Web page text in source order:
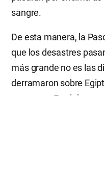
sangre.
De esta manera, la
que los desastres
más grande no es las
derramaron sobre
postreras. Es el